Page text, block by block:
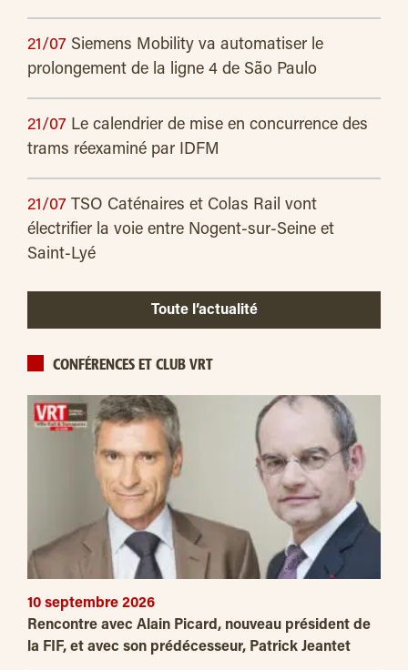
21/07 Siemens Mobility va automatiser le
prolongement de la ligne 4 de São Paulo
21/07 Le calendrier de mise en concurrence des
trams réexaminé par IDFM
21/07 TSO Caténaires et Colas Rail vont
électrifier la voie entre Nogent-sur-Seine et
Saint-Lyé
Toute l’actualité
CONFÉRENCES ET CLUB VRT
10 septembre 2026
Rencontre avec Alain Picard, nouveau président de
la FIF, et avec son prédécesseur, Patrick Jeantet